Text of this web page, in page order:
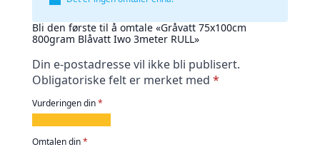
Bli den første til å omtale «Gråvatt 75x100cm
800gram Blåvatt Iwo 3meter RULL»
Din e-postadresse vil ikke bli publisert.
Obligatoriske felt er merket med *
Vurderingen din*
av av av av
Omtalen din*